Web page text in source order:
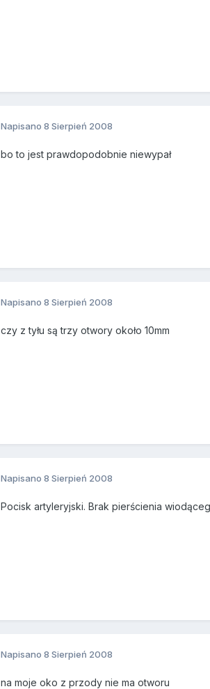
Napisano8 Sierpień 2008
bo to jest prawdopodobnie niewypał
Napisano8 Sierpień 2008
czy z tyłu są trzy otwory około 10mm
Napisano8 Sierpień 2008
Pocisk artyleryjski. Brak pierścienia
Napisano8 Sierpień 2008
na moje oko z przody nie ma otworu